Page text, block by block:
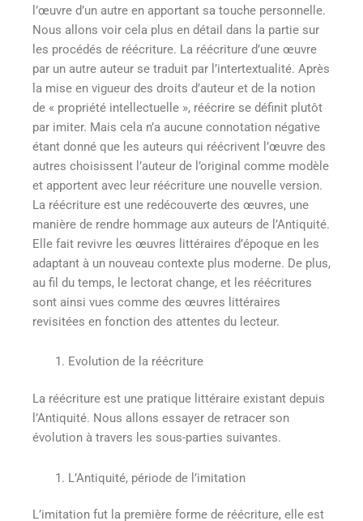
l’œuvre d’un autre en apportant sa touche personnelle.
Nous allons voir cela plus en détail dans la partie sur
les procédés de réécriture. La réécriture d’une œuvre
par un autre auteur se traduit par l’intertextualité. Après
la mise en vigueur des droits d’auteur et de la notion
de « propriété intellectuelle », réécrire se définit plutôt
par imiter. Mais cela n’a aucune connotation négative
étant donné que les auteurs qui réécrivent l’œuvre des
autres choisissent l’auteur de l’original comme modèle
et apportent avec leur réécriture une nouvelle version.
La réécriture est une redécouverte des œuvres, une
manière de rendre hommage aux auteurs de l’Antiquité.
Elle fait revivre les œuvres littéraires d’époque en les
adaptant à un nouveau contexte plus moderne. De plus,
au fil du temps, le lectorat change, et les réécritures
sont ainsi vues comme des œuvres littéraires
revisitées en fonction des attentes du lecteur.
Evolution de la réécriture
La réécriture est une pratique littéraire existant depuis
l’Antiquité. Nous allons essayer de retracer son
évolution à travers les sous-parties suivantes.
L’Antiquité, période de l’imitation
L’imitation fut la première forme de réécriture, elle est